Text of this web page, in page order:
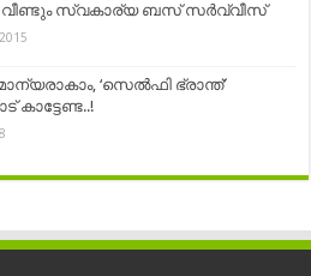
വീണ്ടും സ്വകാര്യ ബസ് സര്‍വ്വീസ്
‘സെൽഫി ഭ്രാന്ത്’
കാട്ടേണ്ട..!